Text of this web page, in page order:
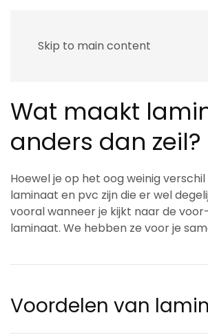
Skip to main content
Wat maakt
anders dan zeil?
Hoewel je op het oog weinig
laminaat en pvc zijn die er wel
vooral wanneer je kijkt naar de
laminaat. We hebben ze voor je
Voordelen van